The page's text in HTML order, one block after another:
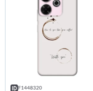
F1448320